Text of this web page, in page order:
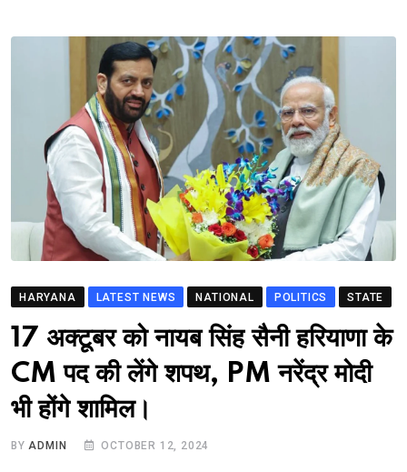
HARYANA LATEST NEWS NATIONAL POLITICS STATE
17 अक्टूबर को नायब सिंह सैनी हरियाणा के
CM पद की लेंगे शपथ, PM नरेंद्र मोदी
भी होंगे शामिल।
BYADMIN OCTOBER 12, 2024